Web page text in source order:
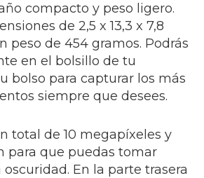
compacto y peso ligero.
de 2,5 x 13,3 x 7,8
peso de 454 gramos. Podrás
en el bolsillo de tu
bolso para capturar los más
siempre que desees.
total de 10 megapíxeles y
para que puedas tomar
En la parte trasera